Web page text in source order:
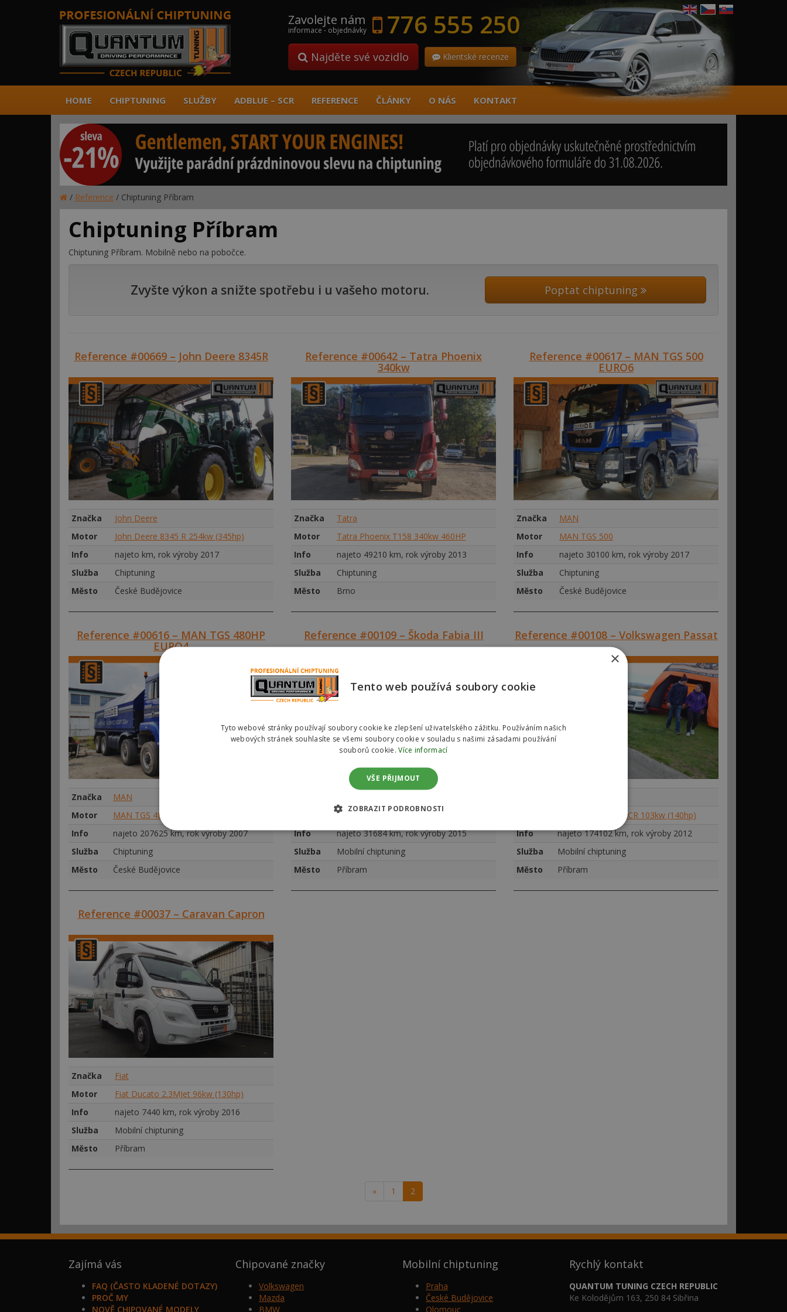
Zavolejte nám
informace - objednávky 776 555 250
Najděte své vozidlo Klientské recenze
HOME CHIPTUNING SLUŽBY ADBLUE – SCR REFERENCE ČLÁNKY O NÁS KONTAKT
/ Reference / Chiptuning Příbram
Chiptuning Příbram
Chiptuning Příbram. Mobilně nebo na pobočce.
Zvyšte výkon a snižte spotřebu i u vašeho motoru. Poptat chiptuning
Reference #00669 – John Deere 8345R
Značka
John Deere
Motor
John Deere 8345 R 254kw (345hp)
Info
najeto km, rok výroby 2017
Služba
Chiptuning
Město
České Budějovice
Reference #00642 – Tatra Phoenix
340kw
Značka
Tatra
Motor
Tatra Phoenix T158 340kw 460HP
Info
najeto 49210 km, rok výroby 2013
Služba
Chiptuning
Město
Brno
Reference #00617 – MAN TGS 500
EURO6
Značka
MAN
Motor
MAN TGS 500
Info
najeto 30100 km, rok výroby 2017
Služba
Chiptuning
Město
České Budějovice
Reference #00616 – MAN TGS 480HP
EURO4
Značka
MAN
Motor
MAN TGS 480 353kw (480hp)
Info
najeto 207625 km, rok výroby 2007
Služba
Chiptuning
Město
České Budějovice
Reference #00109 – Škoda Fabia III
Škoda Fabia 1.2TSi 66kw (90hp)
Info
najeto 31684 km, rok výroby 2015
Služba
Mobilní chiptuning
Město
Příbram
Reference #00108 – Volkswagen Passat
VW Passat 2.0TDi-CR 103kw (140hp)
Info
najeto 174102 km, rok výroby 2012
Služba
Mobilní chiptuning
Město
Příbram
Reference #00037 – Caravan Capron
Značka
Fiat
Motor
Fiat Ducato 2.3MJet 96kw (130hp)
Info
najeto 7440 km, rok výroby 2016
Služba
Mobilní chiptuning
Město
Příbram
« 1 2
Zajímá vás
FAQ (ČASTO KLADENÉ DOTAZY)
PROČ MY
NOVĚ CHIPOVANÉ MODELY
Chipované značky
Volkswagen
Mazda
BMW
Mobilní chiptuning
Praha
České Budějovice
Olomouc
Rychlý kontakt
QUANTUM TUNING CZECH REPUBLIC
Ke Kolodějům 163, 250 84 Sibřina
×
Tento web používá soubory cookie
Tyto webové stránky používají soubory cookie ke zlepšení uživatelského zážitku. Používáním našich
webových stránek souhlasíte se všemi soubory cookie v souladu s našimi zásadami používání
souborů cookie.Více informací
VŠE PŘIJMOUT
ZOBRAZIT PODROBNOSTI